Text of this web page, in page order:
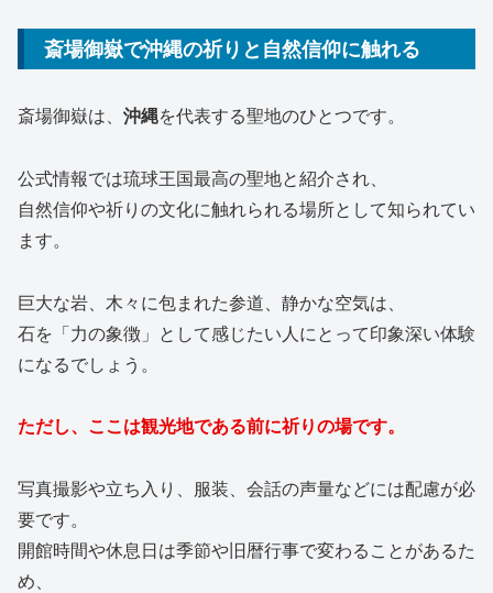
斎場御嶽で沖縄の祈りと自然信仰に触れる
斎場御嶽は、 沖縄を代表する聖地のひとつです。
公式情報では琉球王国最高の聖地と紹介され、
自然信仰や祈りの文化に触れられる場所として知られてい
ます。
巨大な岩、木々に包まれた参道、静かな空気は、
石を「力の象徴」として感じたい人にとって印象深い体験
になるでしょう。
ただし、ここは観光地である前に祈りの場です。
写真撮影や立ち入り、服装、会話の声量などには配慮が必
要です。
開館時間や休息日は季節や旧暦行事で変わることがあるた
め、